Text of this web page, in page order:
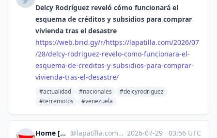
Delcy Rodríguez reveló cómo funcionará el
esquema de créditos y subsidios para comprar
vivienda tras el desastre
https://web.brid.gy/r/https://lapatilla.com/2026/07
/28/delcy-rodriguez-revelo-como-funcionara-el-
esquema-de-creditos-y-subsidios-para-comprar-
vivienda-tras-el-desastre/
#actualidad #nacionales
#delcyrodriguez
#terremotos
#venezuela
Home [Unofficial] @lapatilla.com@web.brid.gy ·2026-07-29 · 03:56 UTC